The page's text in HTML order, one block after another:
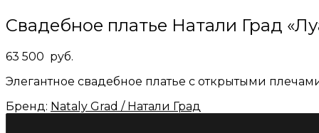
Свадебное платье Натали Град
63 500 руб.
Элегантное свадебное платье с открытыми
Бренд: Nataly Grad / Натали Град